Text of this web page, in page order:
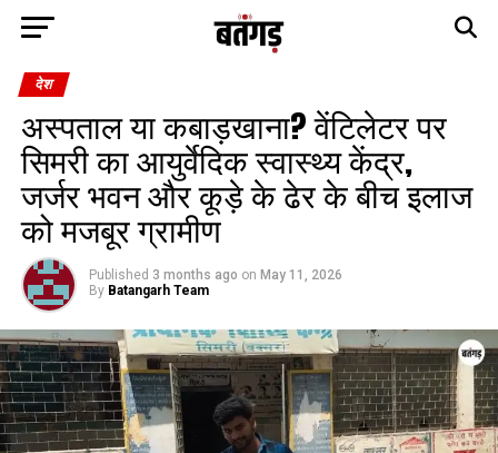
देश
अस्पताल या कबाड़खाना? वेंटिलेटर पर
सिमरी का आयुर्वेदिक स्वास्थ्य केंद्र,
जर्जर भवन और कूड़े के ढेर के बीच इलाज
को मजबूर ग्रामीण
Published 3 months ago on May 11, 2026
By Batangarh Team